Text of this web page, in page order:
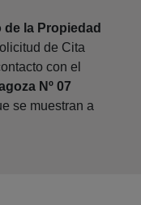
de la Propiedad
de Cita
con el
Nº 07
se muestran a